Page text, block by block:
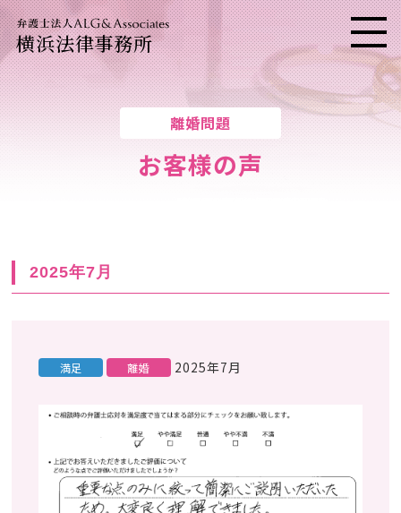
横浜法律事務所 メニ
離婚問題
お客様の声
2025年7月
満足 離婚 2025年7月